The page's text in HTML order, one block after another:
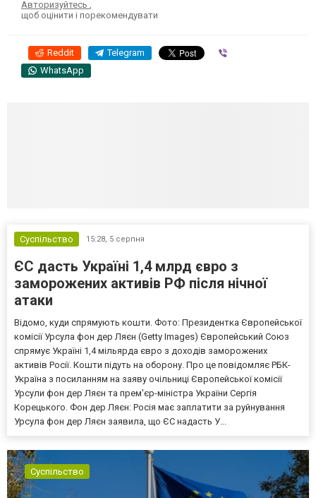
Авторизуйтесь ,
щоб оцінити і порекомендувати
Reddit Telegram
WhatsApp
Суспільство 15:28, 5 серпня
ЄС дасть Україні 1,4 млрд євро з
заморожених активів РФ після нічної
атаки
Відомо, куди спрямують кошти. Фото: Президентка Європейської
комісії Урсула фон дер Ляєн (Getty Images) Європейський Союз
спрямує Україні 1,4 мільярда євро з доходів заморожених
активів Росії. Кошти підуть на оборону. Про це повідомляє РБК-
Україна з посиланням на заяву очільниці Європейської комісії
Урсули фон дер Ляєн та прем'єр-міністра України Сергія
Корецького. Фон дер Ляєн: Росія має заплатити за руйнування
Урсула фон дер Ляєн заявила, що ЄС надасть У...
Суспільство